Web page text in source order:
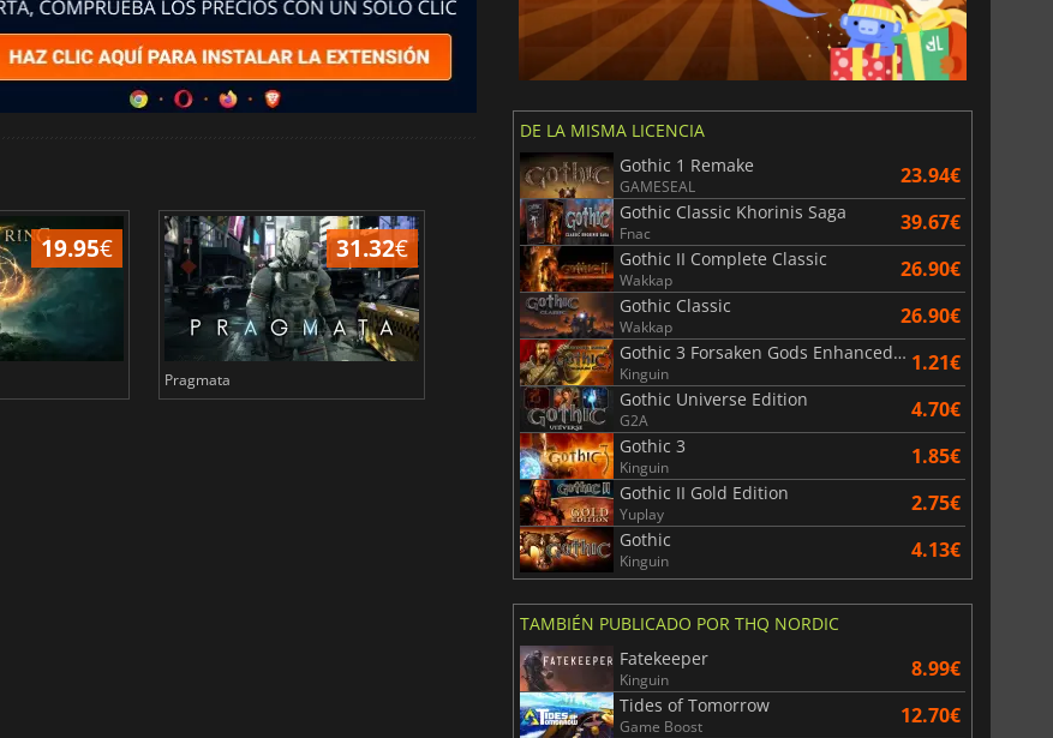
19.95€ 31.32€
Pragmata
6.75€
Total War WARHAMMER 3
15.48
DE LA MISMA LICENCIA
Gothic 1 Remake
GAMESEAL 23.94€
Gothic Classic Khorinis Saga
Fnac 39.67€
Gothic II Complete Classic
Wakkap 26.90€
Gothic Classic
Wakkap 26.90€
Gothic 3 Forsaken Gods Enhanced Edition
Kinguin 1.21€
Gothic Universe Edition
G2A 4.70€
Gothic 3
Kinguin 1.85€
Gothic II Gold Edition
Yuplay 2.75€
Gothic
Kinguin 4.13€
TAMBIÉN PUBLICADO POR THQ NORDIC
Fatekeeper
Kinguin 8.99€
Tides of Tomorrow
Game Boost 12.70€